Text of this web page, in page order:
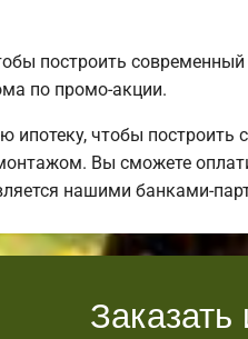
построить
по промо-акции.
чтобы
Вы сможете
нашими банками-